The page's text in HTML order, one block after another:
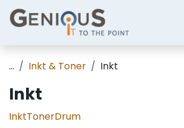
Overslaan naar inhoud
... Inkt & Toner Inkt
Inkt
InktTonerDrum